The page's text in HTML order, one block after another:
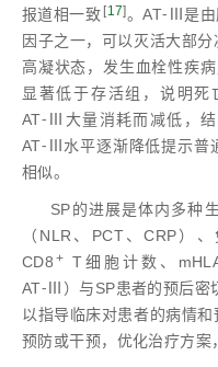
报道相一致 [17]。AT⁃Ⅲ是由
因子之一，可以灭活大部
高凝状态，发生血栓性疾
显著低于存活组，说明
AT⁃Ⅲ大量消耗而减低，
AT⁃Ⅲ水平逐渐降低提示普
相似。
SP的进展是体内多种
（NLR、PCT、CRP）
CD8 +
T细胞计数、
AT⁃Ⅲ）与SP患者的预后密
以指导临床对患者的病情
预防或干预，优化治疗方案